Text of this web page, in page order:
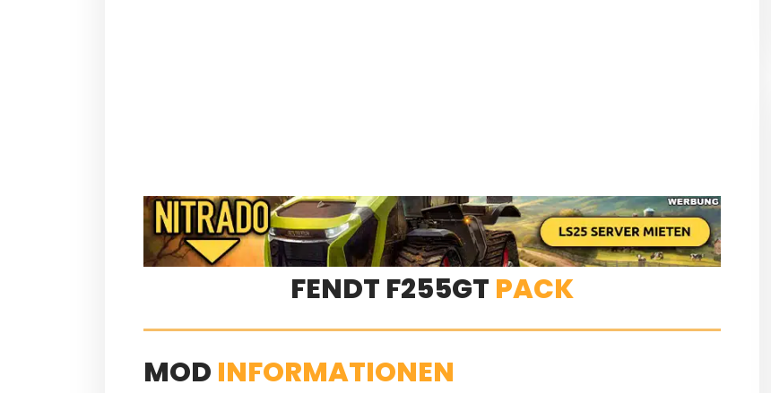
FENDT F255GT PACK
MOD INFORMATIONEN